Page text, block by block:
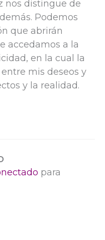
nos distingue de
Podemos
que abrirán
accedamos a la
en la cual la
mis deseos y
y la realidad.
para